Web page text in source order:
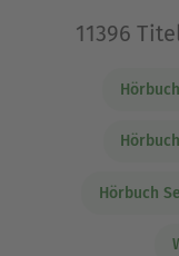
11396
Hörbuch